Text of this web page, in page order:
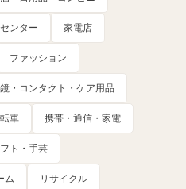
ンター 家電店
ファッション
・コンタクト・ケア用品
車 携帯・通信・家電
ト・手芸
ム リサイクル